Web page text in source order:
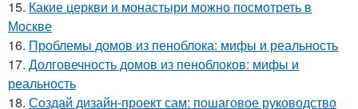
15. Какие церкви и монастыри можно посмотреть в
Москве
16. Проблемы домов из пеноблока: мифы и реальность
17. Долговечность домов из пеноблоков: мифы и
реальность
18. Создай дизайн-проект сам: пошаговое руководство